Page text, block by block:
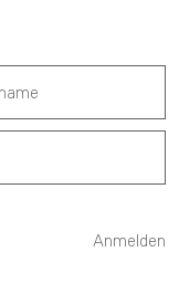
Anmelden